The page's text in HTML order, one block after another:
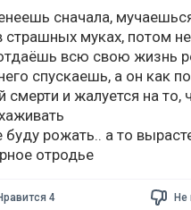
сначала,
муках, потом
всю свою жизнь
спускаешь, а он как
смерти и жалуется на то,
буду рожать.. а то
отродье
4 Не